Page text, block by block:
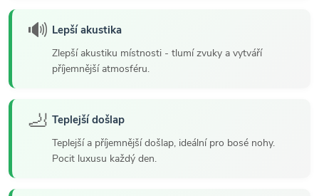
🔊 Lepší akustika
Zlepší akustiku místnosti - tlumí zvuky a vytváří
příjemnější atmosféru.
🦶 Teplejší došlap
Teplejší a příjemnější došlap, ideální pro bosé nohy.
Pocit luxusu každý den.